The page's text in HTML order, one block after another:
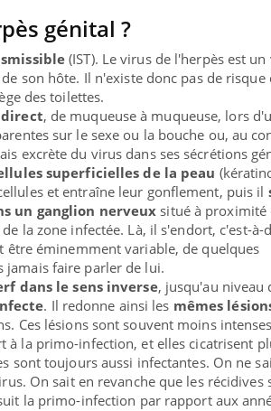
génital ?
(IST). Le virus de l'herpès est un
son hôte. Il n'existe donc pas de risque
des toilettes.
, de muqueuse à muqueuse, lors
sur le sexe ou la bouche ou, au
excrète du virus dans ses sécrétions
superficielles de la peau
et entraîne leur gonflement, puis il
un ganglion nerveux situé à proximité
la zone infectée. Là, il s'endort, c'est-à-
éminemment variable, de quelques
jamais faire parler de lui.
dans le sens inverse, jusqu'au niveau
. Il redonne ainsi les mêmes
Ces lésions sont souvent moins
à la primo-infection, et elles cicatrisent
sont toujours aussi infectantes. On ne
On sait en revanche que les récidives
la primo-infection par rapport aux